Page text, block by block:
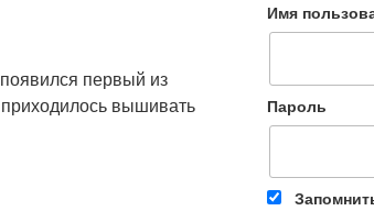
первый из
приходилось вышивать
Имя
Пароль